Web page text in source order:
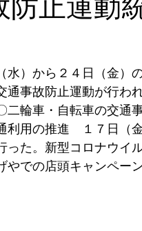
水）から２４日（金）
通事故防止運動が行わ
輪車・自転車の交通
用の推進　１７日（
った。新型コロナウイ
やでの店頭キャンペー